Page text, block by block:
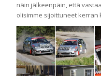
näin jälkeenpäin, että
olisimme sijoittuneet